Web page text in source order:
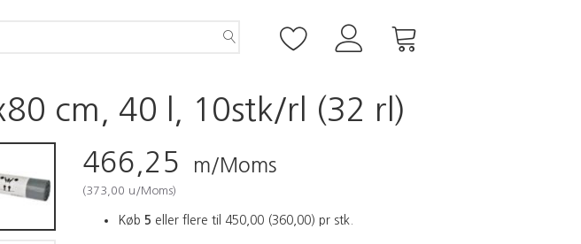
cm, 40 l, 10stk/rl (32 rl)
466,25 m/Moms
(373,00 u/Moms)
Køb 5 eller flere til 450,00 (360,00) pr stk.